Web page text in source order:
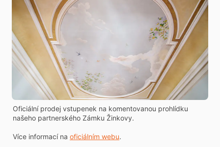
Oficiální prodej vstupenek na komentovanou prohlídku
našeho partnerského Zámku Žinkovy.
Více informací na oficiálním webu.